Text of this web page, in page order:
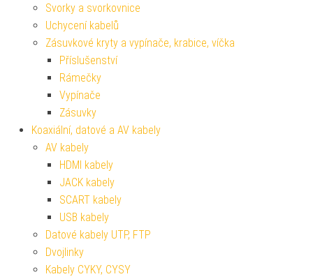
Svorky a svorkovnice
Uchycení kabelů
Zásuvkové kryty a vypínače, krabice, víčka
Příslušenství
Rámečky
Vypínače
Zásuvky
Koaxiální, datové a AV kabely
AV kabely
HDMI kabely
JACK kabely
SCART kabely
USB kabely
Datové kabely UTP, FTP
Dvojlinky
Kabely CYKY, CYSY